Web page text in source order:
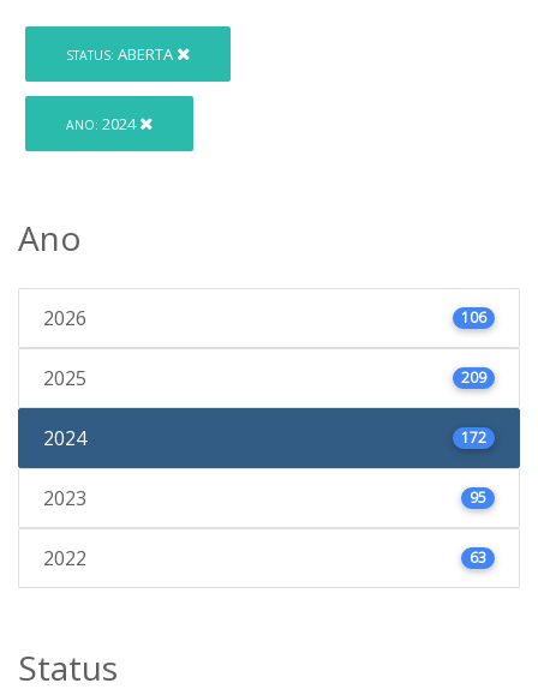
STATUS: ABERTA
ANO: 2024
Ano
2026 106
2025 209
2024 172
2023 95
2022 63
Status